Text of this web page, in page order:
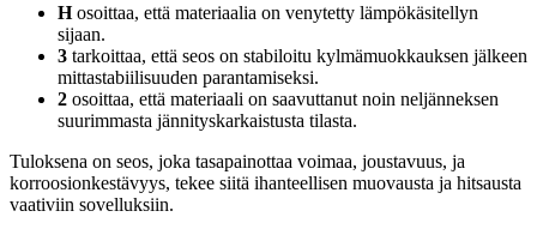
Hosoittaa, että materiaalia on venytetty lämpökäsitellyn
sijaan.
3 tarkoittaa, että seos on stabiloitu kylmämuokkauksen jälkeen
mittastabiilisuuden parantamiseksi.
2 osoittaa, että materiaali on saavuttanut noin neljänneksen
suurimmasta jännityskarkaistusta tilasta.
Tuloksena on seos, joka tasapainottaa voimaa, joustavuus, ja
korroosionkestävyys, tekee siitä ihanteellisen muovausta ja hitsausta
vaativiin sovelluksiin.